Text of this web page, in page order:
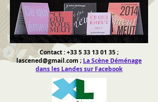
Contact :+33 5 33 13 01 35;
lascened@gmail.com ; La Scène Déménage
dans les Landes sur Facebook